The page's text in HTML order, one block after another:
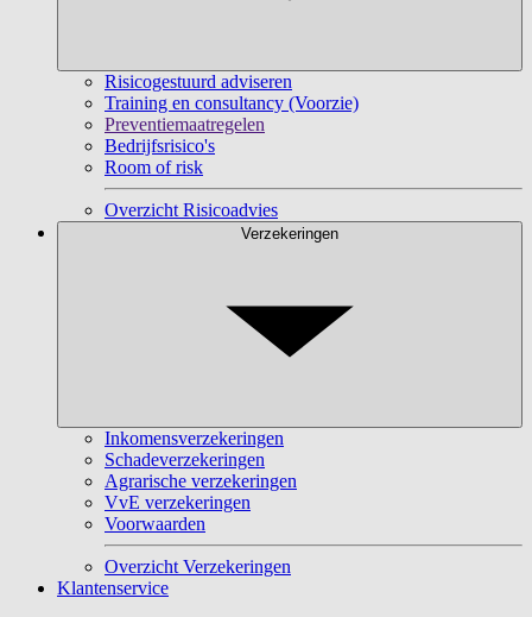
Risicogestuurd adviseren
Training en consultancy (Voorzie)
Preventiemaatregelen
Bedrijfsrisico's
Room of risk
Overzicht Risicoadvies
Verzekeringen
Inkomensverzekeringen
Schadeverzekeringen
Agrarische verzekeringen
VvE verzekeringen
Voorwaarden
Overzicht Verzekeringen
Klantenservice